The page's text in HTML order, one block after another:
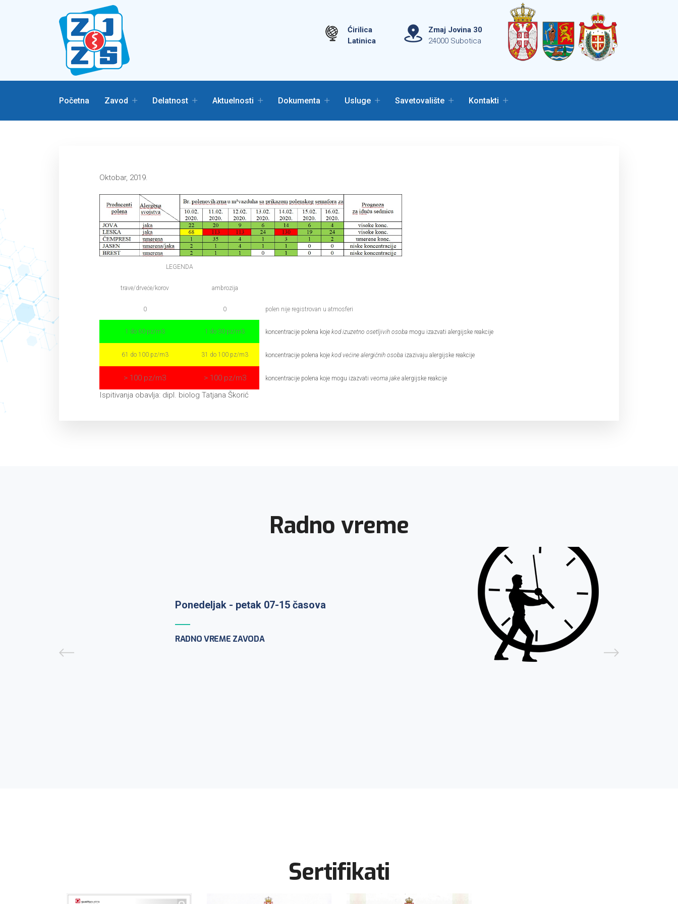
Ćirilica
Latinica
Zmaj Jovina 30
24000 Subotica
Početna Zavod Delatnost Aktuelnosti Dokumenta Usluge Savetovalište Kontakti
Oktobar, 2019.
LEGENDA
trave/drveće/korov ambrozija
0 0 polen nije registrovan u atmosferi
1 do 60 pz/m3 1 do 30 pz/m3 koncentracije polena koje kod izuzetno osetljivih osoba mogu izazvati alergijske reakcije
61 do 100 pz/m3 31 do 100 pz/m3 koncentracije polena koje kod većine alergičnih osoba izazivaju alergijske reakcije
> 100 pz/m3 > 100 pz/m3 koncentracije polena koje mogu izazvati veoma jake alergijske reakcije
Ispitivanja obavlja: dipl. biolog Tatjana Škorić
Radno vreme
Ponedeljak - petak 07-15 časova
RADNO VREME ZAVODA
Sertifikati